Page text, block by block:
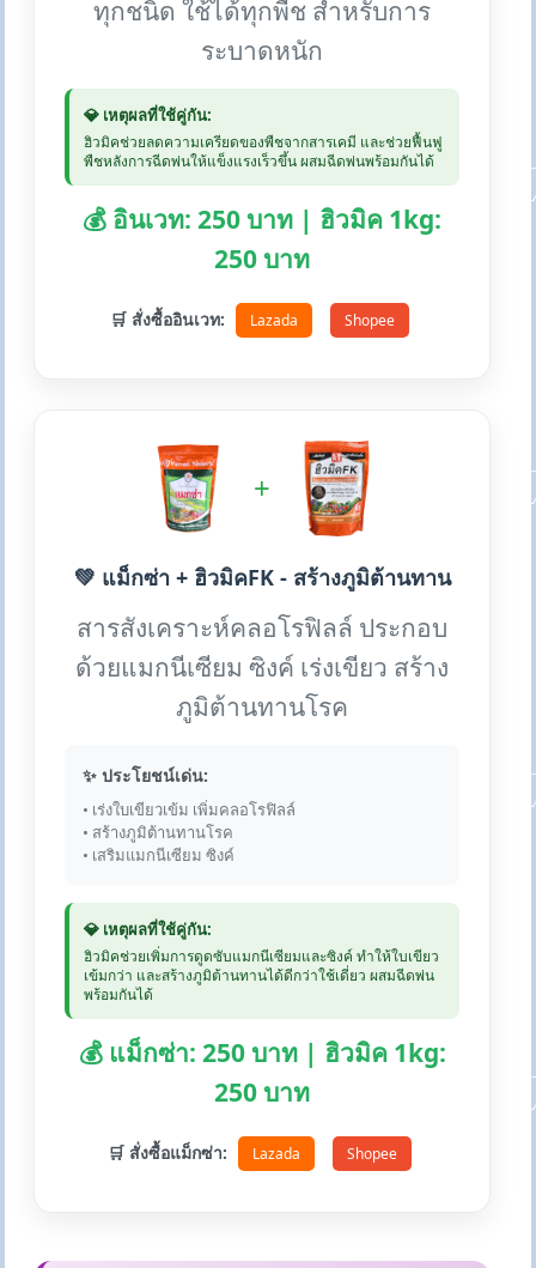
ทุกชนิด ใช้ได้ทุกพืช สำหรับการ
ระบาดหนัก
💎 เหตุผลที่ใช้คู่กัน:
ฮิวมิคช่วยลดความเครียดของพืชจากสารเคมี และช่วยฟื้นฟู
พืชหลังการฉีดพ่นให้แข็งแรงเร็วขึ้น ผสมฉีดพ่นพร้อมกันได้
💰 อินเวท: 250 บาท | ฮิวมิค 1kg:
250 บาท
🛒 สั่งซื้ออินเวท: Lazada Shopee
+
💚 แม็กซ่า + ฮิวมิคFK - สร้างภูมิต้านทาน
สารสังเคราะห์คลอโรฟิลล์ ประกอบ
ด้วยแมกนีเซียม ซิงค์ เร่งเขียว สร้าง
ภูมิต้านทานโรค
✨ ประโยชน์เด่น:
• เร่งใบเขียวเข้ม เพิ่มคลอโรฟิลล์
• สร้างภูมิต้านทานโรค
• เสริมแมกนีเซียม ซิงค์
💎 เหตุผลที่ใช้คู่กัน:
ฮิวมิคช่วยเพิ่มการดูดซับแมกนีเซียมและซิงค์ ทำให้ใบเขียว
เข้มกว่า และสร้างภูมิต้านทานได้ดีกว่าใช้เดี่ยว ผสมฉีดพ่น
พร้อมกันได้
💰 แม็กซ่า: 250 บาท | ฮิวมิค 1kg:
250 บาท
🛒 สั่งซื้อแม็กซ่า: Lazada Shopee